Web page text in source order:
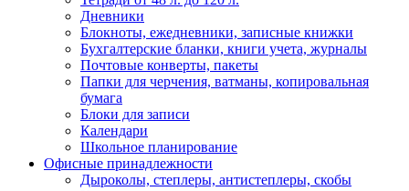
Дневники
Блокноты, ежедневники, записные книжки
Бухгалтерские бланки, книги учета, журналы
Почтовые конверты, пакеты
Папки для черчения, ватманы, копировальная
бумага
Блоки для записи
Календари
Школьное планирование
Офисные принадлежности
Дыроколы, степлеры, антистеплеры, скобы